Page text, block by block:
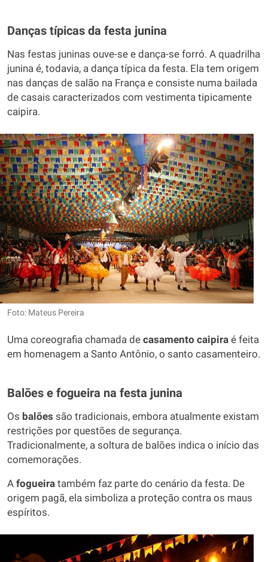
Danças típicas da festa junina
Nas festas juninas ouve-se e dança-se forró. A quadrilha
junina é, todavia, a dança típica da festa. Ela tem origem
nas danças de salão na França e consiste numa bailada
de casais caracterizados com vestimenta tipicamente
caipira.
Foto: Mateus Pereira
Uma coreografia chamada de casamento caipira é feita
em homenagem a Santo Antônio, o santo casamenteiro.
Balões e fogueira na festa junina
Os balões são tradicionais, embora atualmente existam
restrições por questões de segurança.
Tradicionalmente, a soltura de balões indica o início das
comemorações.
A fogueira também faz parte do cenário da festa. De
origem pagã, ela simboliza a proteção contra os maus
espíritos.